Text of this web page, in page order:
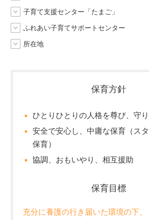
子育て支援センター「たまご」
ふれあい子育てサポートセンター
所在地
保育方針
ひとりひとりの人格を尊び、守
安全で安心し、中庸な保育（ス
保育）
協調、おもいやり、相互援助
保育目標
充分に養護の行き届いた環境の下